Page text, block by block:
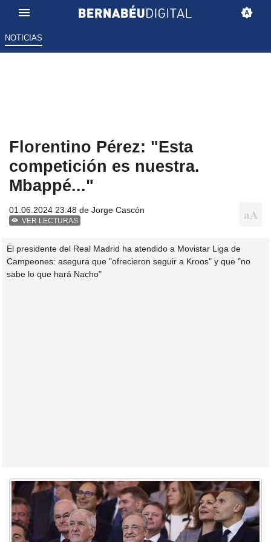
NOTICIAS
Florentino Pérez: "Esta
competición es nuestra.
Mbappé..."
01.06.2024 23:48 de Jorge Cascón
VER LECTURAS
El presidente del Real Madrid ha atendido a Movistar Liga de
Campeones: asegura que "ofrecieron seguir a Kroos" y que "no
sabe lo que hará Nacho"